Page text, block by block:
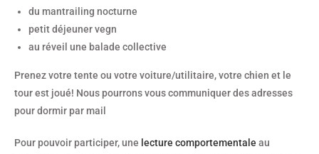
du mantrailing nocturne
petit déjeuner vegn
au réveil une balade collective
Prenez votre tente ou votre voiture/utilitaire, votre chien et le
tour est joué! Nous pourrons vous communiquer des adresses
pour dormir par mail
Pour pouvoir participer, une lecture comportementale au